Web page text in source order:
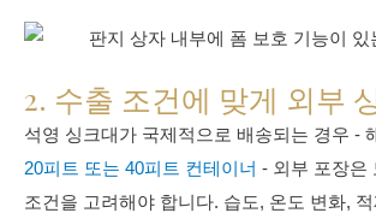
2. 수출 조건에 맞게 외부
석영 싱크대가 국제적으로 배송되는 경우 -
20피트 또는 40피트 컨테이너 - 외부 포장은
조건을 고려해야 합니다. 습도, 온도 변화,